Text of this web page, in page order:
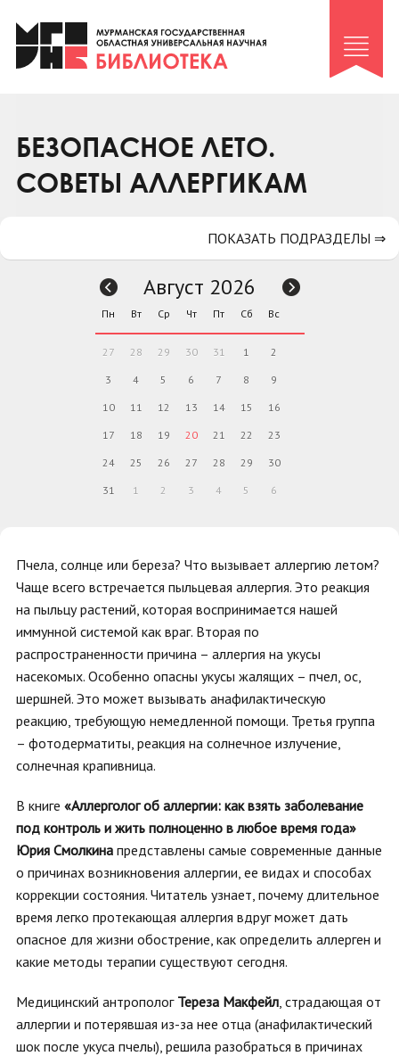
Клуб «Гиря и сельдерей»
Клуб «Семейный архив»
Коллегам
Контакты
БЕЗОПАСНОЕ ЛЕТО.
СОВЕТЫ АЛЛЕРГИКАМ
Пчела, солнце или береза? Что вызывает аллергию летом?
Чаще всего встречается пыльцевая аллергия. Это реакция
на пыльцу растений, которая воспринимается нашей
иммунной системой как враг. Вторая по
распространенности причина – аллергия на укусы
насекомых. Особенно опасны укусы жалящих – пчел, ос,
шершней. Это может вызывать анафилактическую
реакцию, требующую немедленной помощи. Третья группа
– фотодерматиты, реакция на солнечное излучение,
солнечная крапивница.
В книге «Аллерголог об аллергии: как взять заболевание
под контроль и жить полноценно в любое время года»
Юрия Смолкина представлены самые современные данные
о причинах возникновения аллергии, ее видах и способах
коррекции состояния. Читатель узнает, почему длительное
время легко протекающая аллергия вдруг может дать
опасное для жизни обострение, как определить аллерген и
какие методы терапии существуют сегодня.
Медицинский антрополог Тереза Макфейл, страдающая от
аллергии и потерявшая из-за нее отца (анафилактический
шок после укуса пчелы), решила разобраться в причинах
ПОКАЗАТЬ ПОДРАЗДЕЛЫ ⇒
Август 2026
Пн Вт Ср Чт Пт Сб Вс
27 28 29 30 31 1 2
3 4 5 6 7 8 9
10 11 12 13 14 15 16
17 18 19 20 21 22 23
24 25 26 27 28 29 30
31 1 2 3 4 5 6